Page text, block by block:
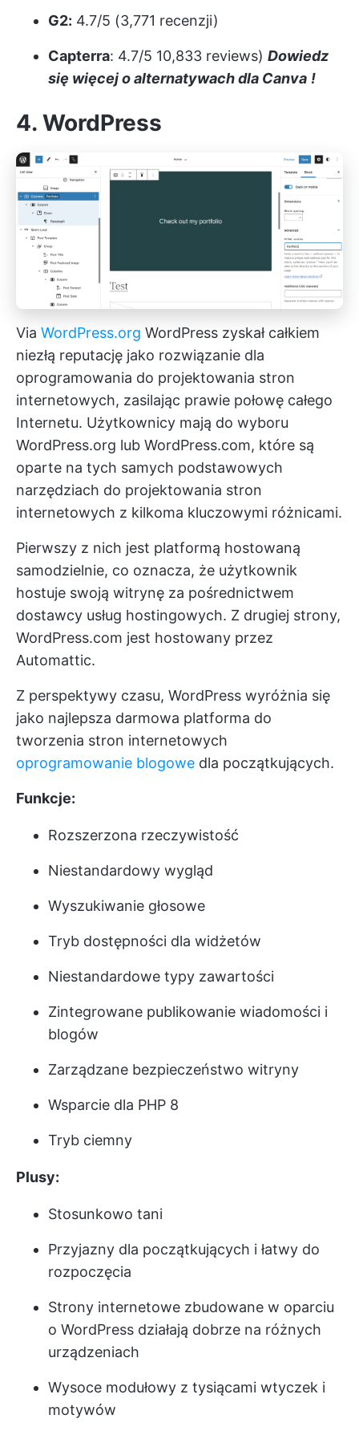
G2: 4.7/5 (3,771 recenzji)
Capterra: 4.7/5 10,833 reviews) Dowiedz
się więcej o alternatywach dla Canva !
4. WordPress
Via WordPress.org WordPress zyskał całkiem
niezłą reputację jako rozwiązanie dla
oprogramowania do projektowania stron
internetowych, zasilając prawie połowę całego
Internetu. Użytkownicy mają do wyboru
WordPress.org lub WordPress.com, które są
oparte na tych samych podstawowych
narzędziach do projektowania stron
internetowych z kilkoma kluczowymi różnicami.
Pierwszy z nich jest platformą hostowaną
samodzielnie, co oznacza, że użytkownik
hostuje swoją witrynę za pośrednictwem
dostawcy usług hostingowych. Z drugiej strony,
WordPress.com jest hostowany przez
Automattic.
Z perspektywy czasu, WordPress wyróżnia się
jako najlepsza darmowa platforma do
tworzenia stron internetowych
oprogramowanie blogowe dla początkujących.
Funkcje:
Rozszerzona rzeczywistość
Niestandardowy wygląd
Wyszukiwanie głosowe
Tryb dostępności dla widżetów
Niestandardowe typy zawartości
Zintegrowane publikowanie wiadomości i
blogów
Zarządzane bezpieczeństwo witryny
Wsparcie dla PHP 8
Tryb ciemny
Plusy:
Stosunkowo tani
Przyjazny dla początkujących i łatwy do
rozpoczęcia
Strony internetowe zbudowane w oparciu
o WordPress działają dobrze na różnych
urządzeniach
Wysoce modułowy z tysiącami wtyczek i
motywów